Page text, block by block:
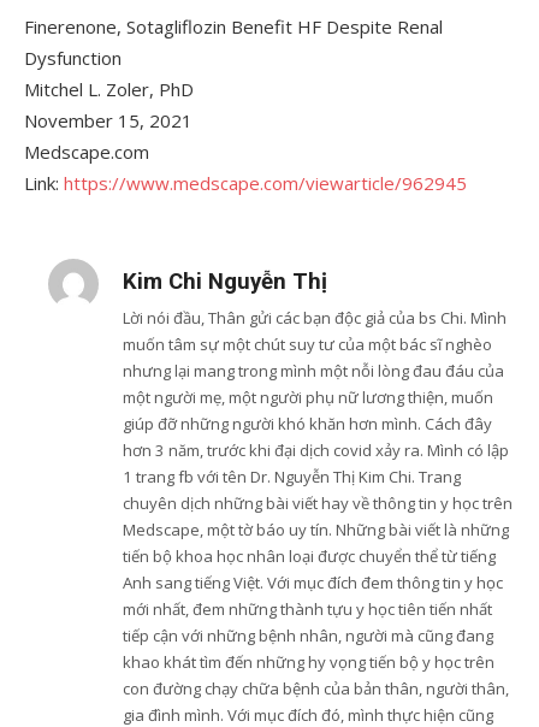
Finerenone, Sotagliflozin Benefit HF Despite Renal
Dysfunction
Mitchel L. Zoler, PhD
November 15, 2021
Medscape.com
Link: https://www.medscape.com/viewarticle/962945
Kim Chi Nguyễn Thị
Lời nói đầu, Thân gửi các bạn độc giả của bs Chi. Mình
muốn tâm sự một chút suy tư của một bác sĩ nghèo
nhưng lại mang trong mình một nỗi lòng đau đáu của
một người mẹ, một người phụ nữ lương thiện, muốn
giúp đỡ những người khó khăn hơn mình. Cách đây
hơn 3 năm, trước khi đại dịch covid xảy ra. Mình có lập
1 trang fb với tên Dr. Nguyễn Thị Kim Chi. Trang
chuyên dịch những bài viết hay về thông tin y học trên
Medscape, một tờ báo uy tín. Những bài viết là những
tiến bộ khoa học nhân loại được chuyển thể từ tiếng
Anh sang tiếng Việt. Với mục đích đem thông tin y học
mới nhất, đem những thành tựu y học tiên tiến nhất
tiếp cận với những bệnh nhân, người mà cũng đang
khao khát tìm đến những hy vọng tiến bộ y học trên
con đường chạy chữa bệnh của bản thân, người thân,
gia đình mình. Với mục đích đó, mình thực hiện cũng